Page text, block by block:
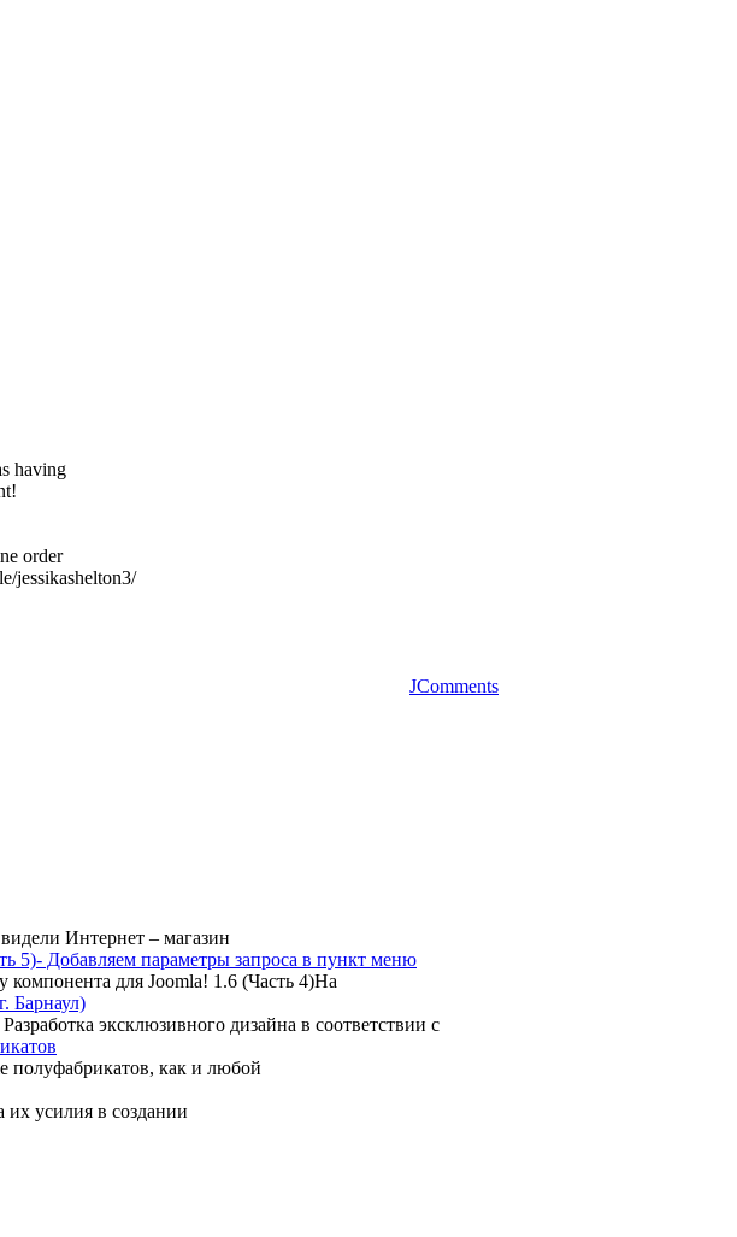
having
order
jessikashelton3/
JComments
Интернет – магазин
5)- Добавляем параметры запроса в пункт меню
компонента для Joomla! 1.6 (Часть 4)На
Барнаул)
эксклюзивного дизайна в соответствии с
полуфабрикатов, как и любой
их усилия в создании